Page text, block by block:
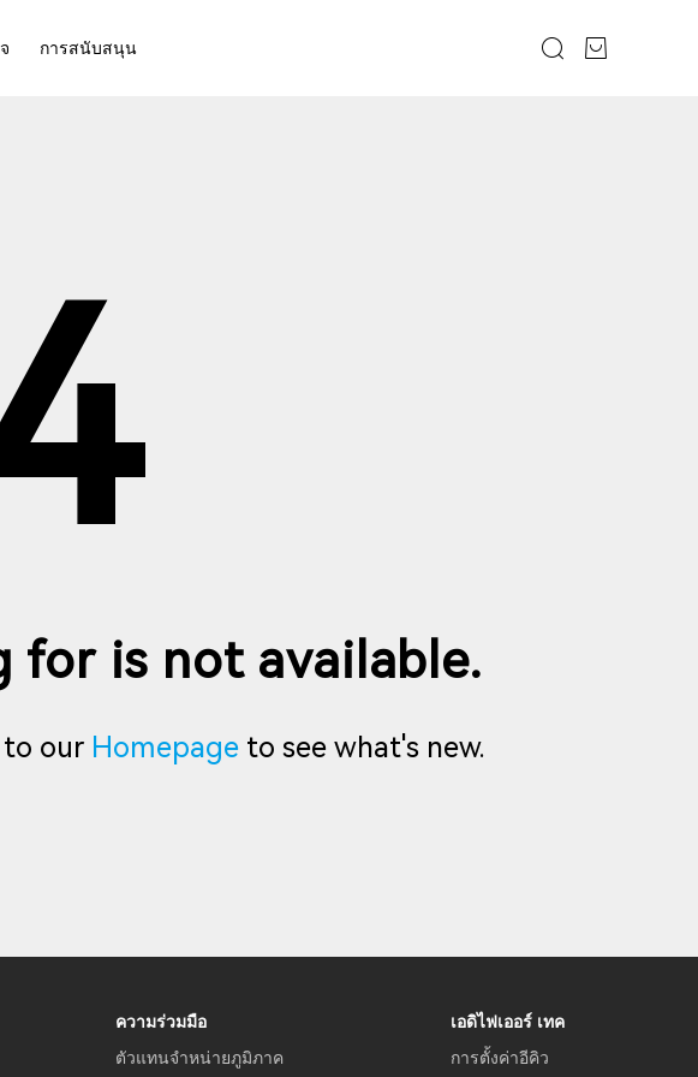
การสนับสนุน
for is not available.
to our Homepage to see what's new.
ความร่วมมือ
ตัวแทนจำหน่ายภูมิภาค
เอดิไฟเออร์ เทค
การตั้งค่าอีคิว